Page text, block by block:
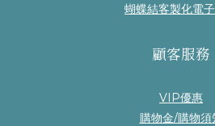
蝴蝶結客製化電
顧客服務
VIP優惠
購物金/購物須